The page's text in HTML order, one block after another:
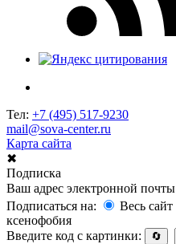
Тел: +7 (495) 517-9230
mail@sova-center.ru
Карта сайта
✖
Подписка
Ваш адрес электронной почты
Подписаться на:
Весь сайт
ксенофобия
Введите код с картинки:
🔄